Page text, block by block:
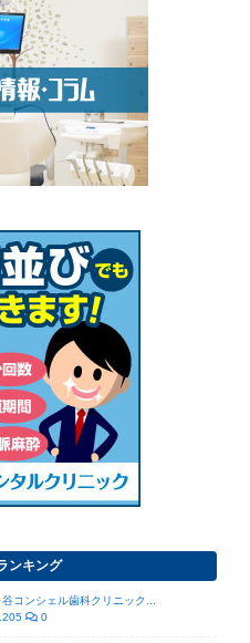
ンキング
谷コンシェル歯科クリニック...
0